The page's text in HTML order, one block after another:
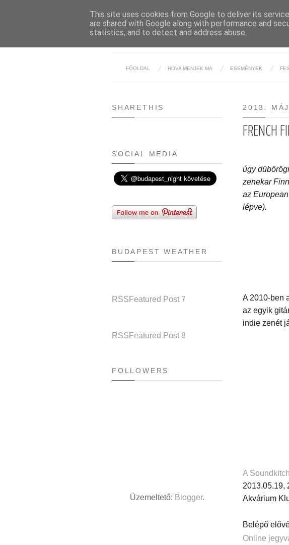
FŐOLDAL HOVA MENJEK MA ESEMÉNYEK
2013.
FRENCH
úgy
zenekar
az
lépve).
A 2010-ben
az egyik
indie zenét
A
2013.05.19,
Akvárium
Belépő
Online
SHARETHIS
SOCIAL MEDIA
BUDAPEST WEATHER
RSS Featured Post 7
RSS Featured Post 8
FOLLOWERS
Üzemeltető: Blogger.
This site uses cookies from Google to deliver its
are shared with Google along with performance and
statistics, and to detect and address abuse.